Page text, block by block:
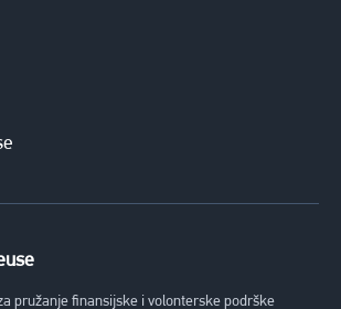
pružanje finansijske i volonterske podrške